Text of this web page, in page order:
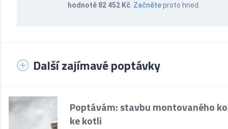
hodnotě 82 452 Kč Začněteproto hned.
Další zajímavé poptávky
Poptávám: stavbu montovaného
ke kotli